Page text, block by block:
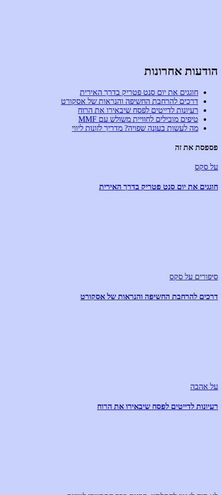
הודעות אחרונות
חוגגים את יום סנט פטריק בדרך האירית
דרכים להרחבת החשיפה והנראות של אסקורט
רעיונות לדייטים לפסח שיבאירו את הרוח
טיפים מובילים לחוויית משולש עם MMF
מה לעשות בעונה שפויה? מדריך לזונות ליווי
פספסת את זה
על סקס
חוגגים את יום סנט פטריק בדרך האירית
סיפורים על סקס
דרכים להרחבת החשיפה והנראות של אסקורט
על אהבה
רעיונות לדייטים לפסח שיבאירו את הרוח